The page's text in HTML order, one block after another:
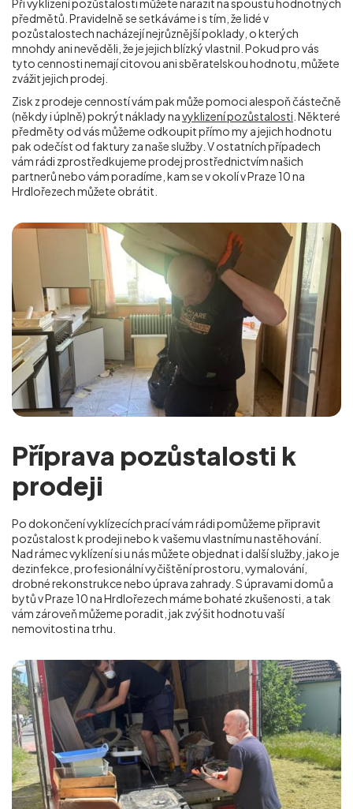
Při vyklízení pozůstalosti můžete narazit na spoustu hodnotných
předmětů. Pravidelně se setkáváme i s tím, že lidé v
pozůstalostech nacházejí nejrůznější poklady, o kterých
mnohdy ani nevěděli, že je jejich blízký vlastnil. Pokud pro vás
tyto cennosti nemají citovou ani sběratelskou hodnotu, můžete
zvážit jejich prodej.
Zisk z prodeje cenností vám pak může pomoci alespoň částečně
(někdy i úplně) pokrýt náklady navyklizení pozůstalosti . Některé
předměty od vás můžeme odkoupit přímo my a jejich hodnotu
pak odečíst od faktury za naše služby. V ostatních případech
vám rádi zprostředkujeme prodej prostřednictvím našich
partnerů nebo vám poradíme, kam se v okolí v Praze 10 na
Hrdlořezechmůžete obrátit.
Příprava pozůstalosti k
prodeji
Po dokončení vyklízecích prací vám rádi pomůžeme připravit
pozůstalost k prodeji nebo k vašemu vlastnímu nastěhování.
Nad rámec vyklízení si u nás můžete objednat i další služby, jako je
dezinfekce, profesionální vyčištění prostoru, vymalování,
drobné rekonstrukce nebo úprava zahrady. S úpravami domů a
bytů v Praze 10 na Hrdlořezechmáme bohaté zkušenosti, a tak
vám zároveň můžeme poradit, jak zvýšit hodnotu vaší
nemovitosti na trhu.